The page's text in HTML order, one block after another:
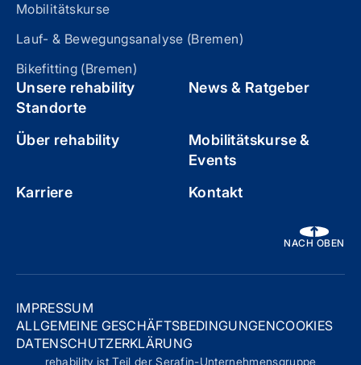
Mobilitätskurse
Lauf- & Bewegungsanalyse (Bremen)
Bikefitting (Bremen)
Unsere rehability
Standorte
News & Ratgeber
Über rehability
Mobilitätskurse &
Events
Karriere
Kontakt
NACH OBEN
IMPRESSUM
ALLGEMEINE GESCHÄFTSBEDINGUNGENCOOKIES
DATENSCHUTZERKLÄRUNG
rehability ist Teil der Serafin-Unternehmensgruppe